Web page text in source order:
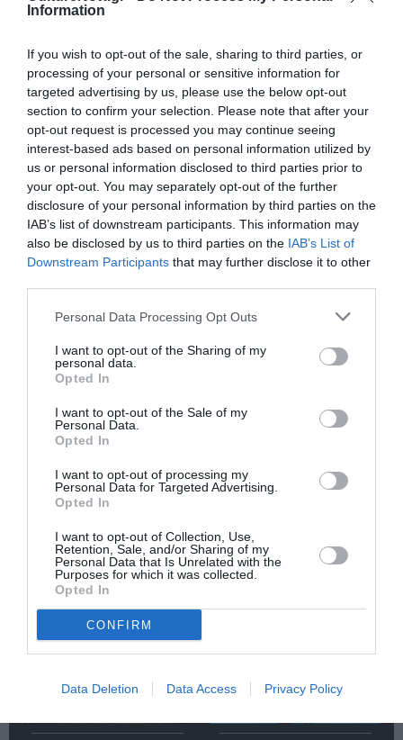
Information
If you wish to opt-out of the sale, sharing to third parties, or
processing of your personal or sensitive information for
targeted advertising by us, please use the below opt-out
section to confirm your selection. Please note that after your
opt-out request is processed you may continue seeing
interest-based ads based on personal information utilized by
us or personal information disclosed to third parties prior to
your opt-out. You may separately opt-out of the further
disclosure of your personal information by third parties on the
IAB’s list of downstream participants. This information may
also be disclosed by us to third parties on the IAB’s List of
Downstream Participants that may further disclose it to other
Personal Data Processing Opt Outs
I want to opt-out of the Sharing of my
personal data.
Opted In
I want to opt-out of the Sale of my
Personal Data.
Opted In
I want to opt-out of processing my
Personal Data for Targeted Advertising.
Opted In
I want to opt-out of Collection, Use,
Retention, Sale, and/or Sharing of my
Personal Data that Is Unrelated with the
Purposes for which it was collected.
Opted In
CONFIRM
Data Deletion Data Access Privacy Policy
Ακολουθήστε το Culturenow.gr στοGoogle News
μάθετε πρώτοι όλες τις ειδήσεις
Δείτε όλα τατελευταία νέαγια την Τέχνη και τον
Πολιτισμό στοCulturenow.gr
Νέοι Διαγωνισμοί ❯
Tags
Κάθε βδομάδα στο e-mail σας τα τελευταία νέα για
την Τέχνη και τον Πολιτισμό!
Ακολουθήστε το Culturenow.gr